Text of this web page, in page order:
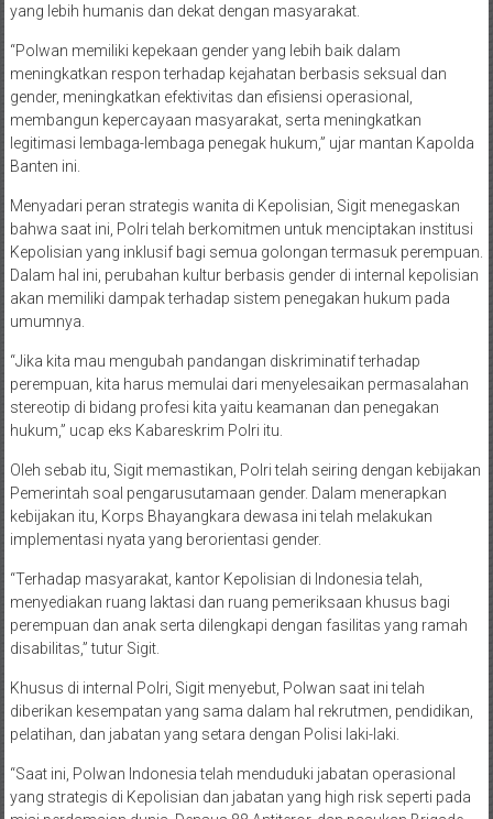
yang lebih humanis dan dekat dengan masyarakat.
“Polwan memiliki kepekaan gender yang lebih baik dalam
meningkatkan respon terhadap kejahatan berbasis seksual dan
gender, meningkatkan efektivitas dan efisiensi operasional,
membangun kepercayaan masyarakat, serta meningkatkan
legitimasi lembaga-lembaga penegak hukum,” ujar mantan Kapolda
Banten ini.
Menyadari peran strategis wanita di Kepolisian, Sigit menegaskan
bahwa saat ini, Polri telah berkomitmen untuk menciptakan institusi
Kepolisian yang inklusif bagi semua golongan termasuk perempuan.
Dalam hal ini, perubahan kultur berbasis gender di internal kepolisian
akan memiliki dampak terhadap sistem penegakan hukum pada
umumnya.
“Jika kita mau mengubah pandangan diskriminatif terhadap
perempuan, kita harus memulai dari menyelesaikan permasalahan
stereotip di bidang profesi kita yaitu keamanan dan penegakan
hukum,” ucap eks Kabareskrim Polri itu.
Oleh sebab itu, Sigit memastikan, Polri telah seiring dengan kebijakan
Pemerintah soal pengarusutamaan gender. Dalam menerapkan
kebijakan itu, Korps Bhayangkara dewasa ini telah melakukan
implementasi nyata yang berorientasi gender.
“Terhadap masyarakat, kantor Kepolisian di Indonesia telah,
menyediakan ruang laktasi dan ruang pemeriksaan khusus bagi
perempuan dan anak serta dilengkapi dengan fasilitas yang ramah
disabilitas,” tutur Sigit.
Khusus di internal Polri, Sigit menyebut, Polwan saat ini telah
diberikan kesempatan yang sama dalam hal rekrutmen, pendidikan,
pelatihan, dan jabatan yang setara dengan Polisi laki-laki.
“Saat ini, Polwan Indonesia telah menduduki jabatan operasional
yang strategis di Kepolisian dan jabatan yang high risk seperti pada